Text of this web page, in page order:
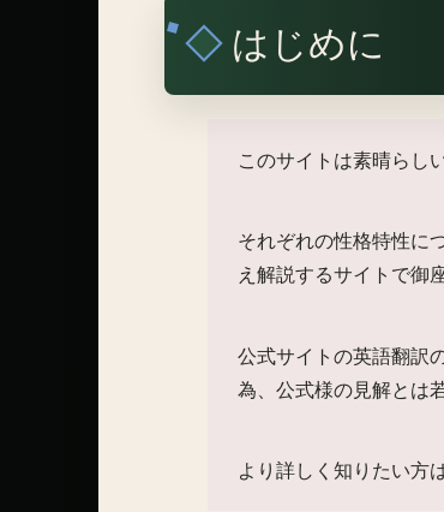
はじめに
このサイトは素晴らし
それぞれの性格特性に
え解説するサイトで御
公式サイトの英語翻訳
為、公式様の見解とは
より詳しく知りたい方